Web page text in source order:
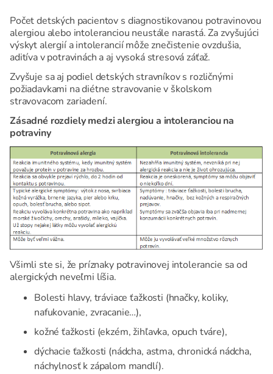
Počet detských pacientov s diagnostikovanou potravinovou
alergiou alebo intoleranciou neustále narastá. Za zvyšujúci
výskyt alergií a intolerancií môže znečistenie ovzdušia,
aditíva v potravinách a aj vysoká stresová záťaž.
Zvyšuje sa aj podiel detských stravníkov s rozličnými
požiadavkami na diétne stravovanie v školskom
stravovacom zariadení.
Zásadné rozdiely medzi alergiou a intoleranciou na
potraviny
Všimli ste si, že príznaky potravinovej intolerancie sa od
alergických neveľmi líšia.
Bolesti hlavy, tráviace ťažkosti (hnačky, koliky,
nafukovanie, zvracanie…),
kožné ťažkosti (ekzém, žihľavka, opuch tváre),
dýchacie ťažkosti (nádcha, astma, chronická nádcha,
náchylnosť k zápalom mandlí).